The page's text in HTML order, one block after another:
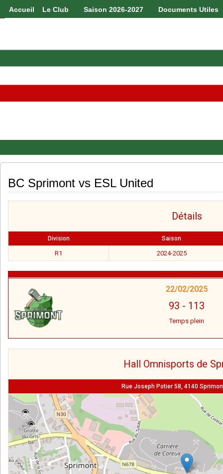
Accueil Le Club Saison 2026-2027 Documents Utiles
BC Sprimont vs ESL United
Détails
Division Saison
R1 2024-2025
22/02/2025
93 - 113
Temps plein
Hall Omnisports de
Rue Joseph Potier 58, 4140